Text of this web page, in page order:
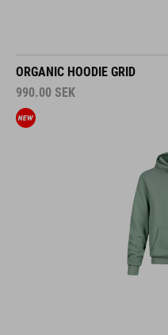
ORGANIC HOODIE GRID
990.00 SEK